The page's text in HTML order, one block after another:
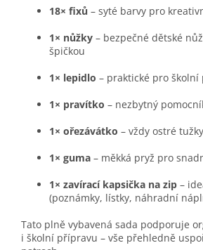
18× fixů – syté barvy pro
1× nůžky – bezpečné dětské
špičkou
1× lepidlo – praktické pro školní
1× pravítko – nezbytný
1× ořezávátko – vždy ostré
1× guma – měkká pryž pro
1× zavírací kapsička na zip –
(poznámky, lístky, náhradní
Tato plně vybavená sada podporuje
i školní přípravu – vše přehledně